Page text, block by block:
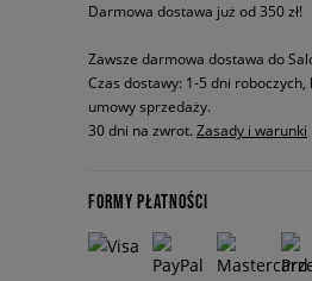
Darmowa dostawa już od 350 zł!
Zawsze darmowa dostawa do
Czas dostawy: 1-5 dni
umowy sprzedaży.
30 dni na zwrot. Zasady i warunki
FORMY PŁATNOŚCI